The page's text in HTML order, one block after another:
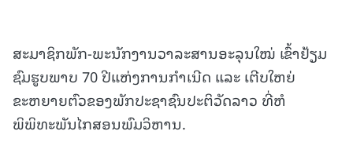
ສະມາຊິກພັກ-ພະນັກງານວາລະສານອະລຸນໃໝ່ ເຂົ້າຢ້ຽມ
ຊົມຮູບພາບ 70 ປີແຫ່ງການກຳເນີດ ແລະ ເຕີບໃຫຍ່
ຂະຫຍາຍຕົວຂອງພັກປະຊາຊົນປະຕິວັດລາວ ທີ່ຫໍ
ພິພິທະພັນໄກສອນພົມວິຫານ.